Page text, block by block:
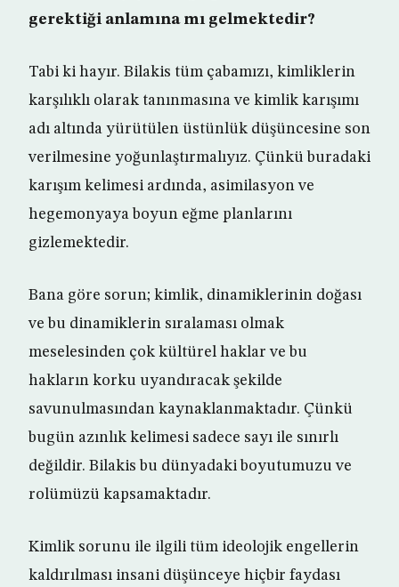
gerektiği anlamına mı gelmektedir?
Tabi ki hayır. Bilakis tüm çabamızı, kimliklerin
karşılıklı olarak tanınmasına ve kimlik karışımı
adı altında yürütülen üstünlük düşüncesine son
verilmesine yoğunlaştırmalıyız. Çünkü buradaki
karışım kelimesi ardında, asimilasyon ve
hegemonyaya boyun eğme planlarını
gizlemektedir.
Bana göre sorun; kimlik, dinamiklerinin doğası
ve bu dinamiklerin sıralaması olmak
meselesinden çok kültürel haklar ve bu
hakların korku uyandıracak şekilde
savunulmasından kaynaklanmaktadır. Çünkü
bugün azınlık kelimesi sadece sayı ile sınırlı
değildir. Bilakis bu dünyadaki boyutumuzu ve
rolümüzü kapsamaktadır.
Kimlik sorunu ile ilgili tüm ideolojik engellerin
kaldırılması insani düşünceye hiçbir faydası